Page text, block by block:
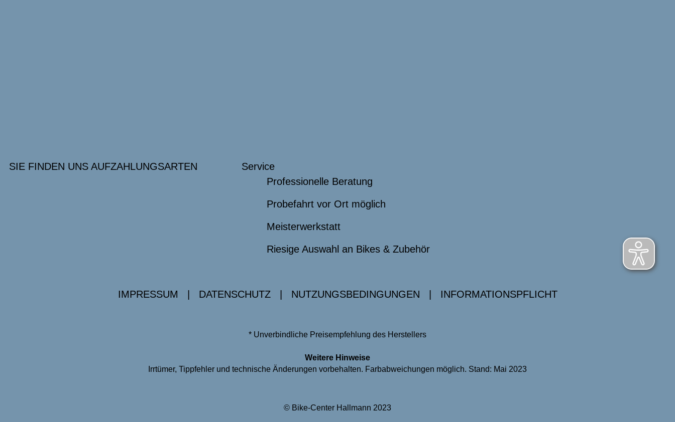
SIE FINDEN UNS AUFZAHLUNGSARTEN
Service
Professionelle Beratung
Probefahrt vor Ort möglich
Meisterwerkstatt
Riesige Auswahl an Bikes & Zubehör
IMPRESSUM DATENSCHUTZ NUTZUNGSBEDINGUNGEN INFORMATIONSPFLICHT
* Unverbindliche Preisempfehlung des Herstellers
Weitere Hinweise
Irrtümer, Tippfehler und technische Änderungen vorbehalten. Farbabweichungen möglich. Stand: Mai 2023
© Bike-Center Hallmann 2023